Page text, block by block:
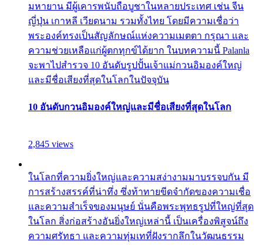
มหายาน มีผู้เคารพนับถือบูชาในหลายประเทศ เช่น จีน
ญี่ปุ่น เกาหลี เวียดนาม รวมทั้งไทย โดยมีความเชื่อว่า
พระองค์ทรงเป็นสัญลักษณ์แห่งความเมตตา กรุณา และ
ความช่วยเหลือแก่ผู้ตกทุกข์ได้ยาก ในบทความนี้ Palanla
จะพาไปสำรวจ 10 อันดับรูปปั้นเจ้าแม่กวนอิมองค์ใหญ่
และมีชื่อเสียงที่สุดในโลกในปัจจุบัน
10 อันดับกวนอิมองค์ใหญ่และมีชื่อเสียงที่สุดในโลก
2,845 views
ในโลกที่ความยิ่งใหญ่และความสง่างามมาบรรจบกัน มี
การสร้างสรรค์ที่น่าทึ่ง ซึ่งท้าทายขีดจำกัดของความเชื่อ
และความสำเร็จของมนุษย์ นั่นคือพระพุทธรูปที่ใหญ่ที่สุด
ในโลก สิ่งก่อสร้างอันยิ่งใหญ่เหล่านี้ เป็นเครื่องพิสูจน์ถึง
ความศรัทธา และความทุ่มเทที่ฝังรากลึกในวัฒนธรรม